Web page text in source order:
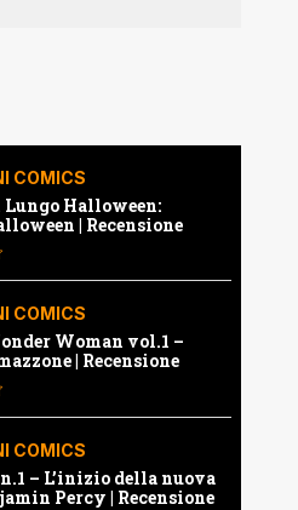
COMICS
Halloween:
| Recensione
COMICS
Woman vol.1 –
| Recensione
COMICS
– L’inizio della nuova
Percy | Recensione